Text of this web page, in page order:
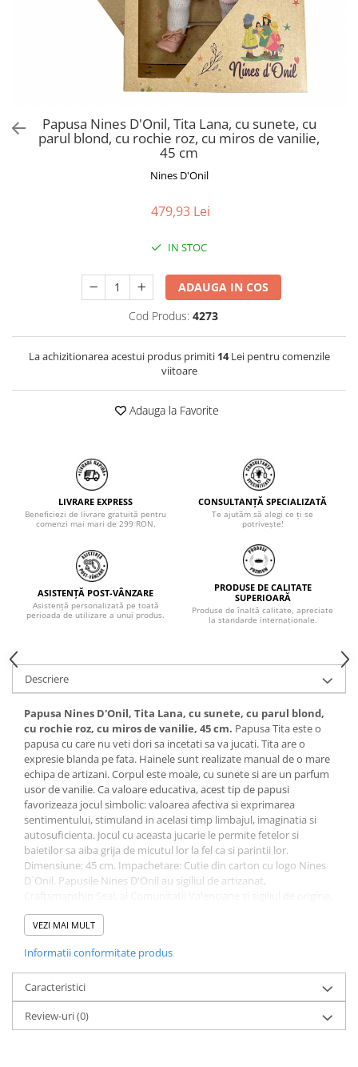
Consultanta Instalare
Jucarii de Sortare
PAPUSI
Papusa Nines D'Onil, Tita Lana, cu sunete, cu
parul blond, cu rochie roz, cu miros de vanilie,
45 cm
Nines D'Onil
479,93 Lei
IN STOC
ADAUGA IN COS
Cod Produs: 4273
La achizitionarea acestui produs primiti 14Lei pentru comenzile
viitoare
Adauga la Favorite
LIVRARE EXPRESS
Beneficiezi de livrare gratuită pentru
comenzi mai mari de 299 RON.
CONSULTANȚĂ SPECIALIZATĂ
Te ajutăm să alegi ce ți se
potrivește!
ASISTENȚĂ POST-VÂNZARE
Asistență personalizată pe toată
perioada de utilizare a unui produs.
PRODUSE DE CALITATE
SUPERIOARĂ
Produse de înaltă calitate, apreciate
la standarde internaționale.
Descriere
Papusa Nines D'Onil, Tita Lana, cu sunete, cu parul blond,
cu rochie roz, cu miros de vanilie, 45 cm. Papusa Tita este o
papusa cu care nu veti dori sa incetati sa va jucati. Tita are o
expresie blanda pe fata. Hainele sunt realizate manual de o mare
echipa de artizani. Corpul este moale, cu sunete si are un parfum
usor de vanilie. Ca valoare educativa, acest tip de papusi
favorizeaza jocul simbolic: valoarea afectiva si exprimarea
sentimentului, stimuland in acelasi timp limbajul, imaginatia si
autosuficienta. Jocul cu aceasta jucarie le permite fetelor si
baietilor sa aiba grija de micutul lor la fel ca si parintii lor.
Dimensiune: 45 cm. Impachetare: Cutie din carton cu logo Nines
D`Onil. Papusile Nines D'Onil au sigiliul de artizanat,
Origin Seal, care acrediteaza traditia, autenticitatea, calitatea si
exclusivitatea papusilor. Din 2020, Nines D'Onil, face parte din
recunoaste brandul ca fiind 100% spaniol. Papusile sunt
sustinute de AIJU si respecta legislatia europeana privind
siguranta jucariilor.
VEZI MAI MULT
Informatii conformitate produs
Caracteristici
Review-uri(0)